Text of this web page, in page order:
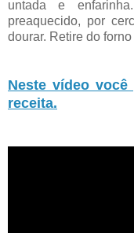
untada e
preaquecido, por
dourar. Retire do
Neste vídeo
receita.